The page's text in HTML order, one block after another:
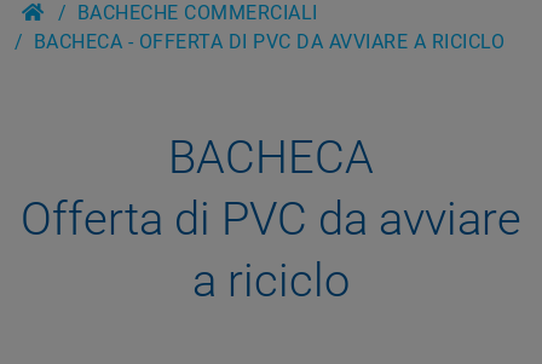
BACHECHE COMMERCIALI
BACHECA - OFFERTA DI PVC DA AVVIARE A RICICLO
BACHECA
Offerta di PVC da avviare
a riciclo